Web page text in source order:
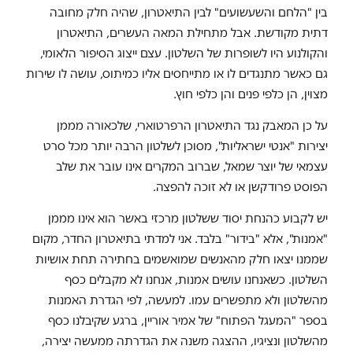
בין "הלחם והשעשועים" לבין התיאטרון, שהיה חלק מחובה
דתית מקודשת. אבל מתחילת המאה העשרים, התיאטרון
והקולנוע היו לשופרות של השלטון. עצם ייצוג הסיפור הלאומי,
גם כאשר מתנגדים לו או מתייחסים אליו כמיתוס, עושה לו שירות
מצוין, הן כלפי פנים והן כלפי חוץ.
על כן המאבק נגד התיאטרון הרפרטוארי, שלכאורה מממן
יצירות "אנטי ישראליות", מסוכן לשלטון הרבה יותר מכל סרט
עצמאי של יוצר שמאל, שברוב המקרים אינו עובר את שלב
הפוסט פרודקשן או לא זוכה להפצה.
יש לקבוע כהנחת יסוד ששלטון מרכזי באשר הוא אינו מממן
"אמנות", אלא "בידור" בלבד. אני למדתי בתיאטרון החדר, מקום
שממנו יצאו חלק מהאנשים שמואשמים בחתירה תחת אושיות
השלטון. כשאנחנו עושים אמנות, אנחנו לא מקבלים כסף
מהשלטון ולא מתפשרים עמו. למעשה, לפי הגדרת האמנות
בספר "המעגל הפתוח" של אמיר אוריין, ברגע שקיבלנו כסף
מהשלטון ונציגיו, ההצגה משנה את הגדרתה ממעשה יצירה,